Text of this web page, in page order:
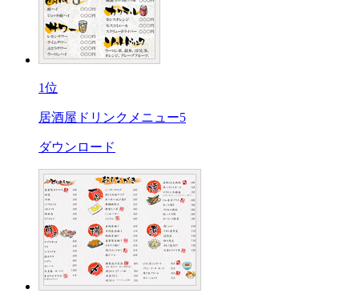
1位
居酒屋ドリンクメニュー5
ダウンロード